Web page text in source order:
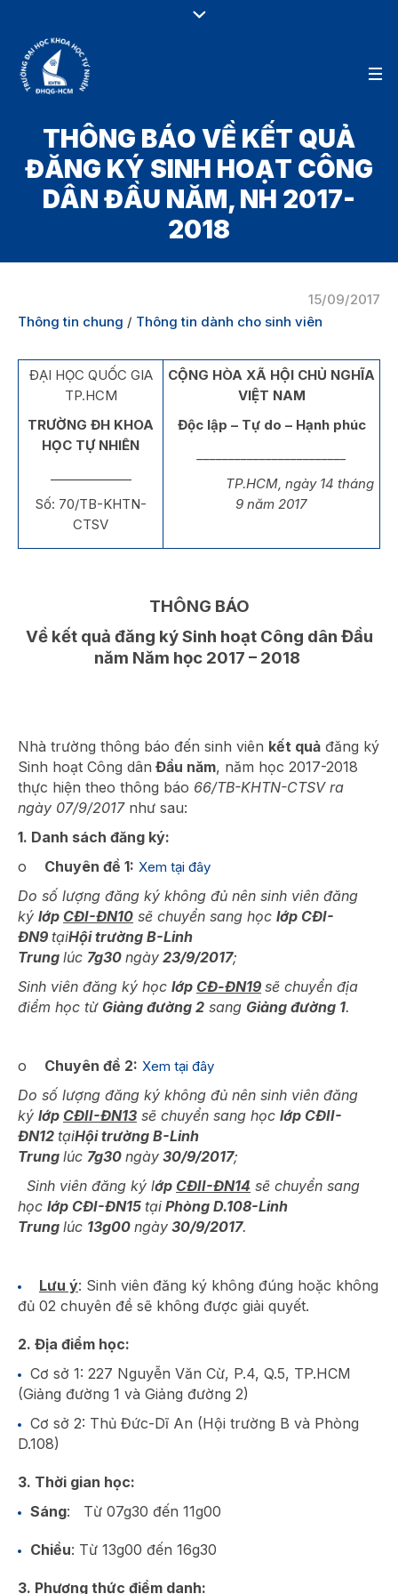
THÔNG BÁO VỀ KẾT QUẢ
ĐĂNG KÝ SINH HOẠT CÔNG
DÂN ĐẦU NĂM, NH 2017-
2018
15/09/2017
Thông tin chung / Thông tin dành cho sinh viên
ĐẠI HỌC QUỐC GIA
TP.HCM
TRƯỜNG ĐH KHOA
HỌC TỰ NHIÊN
Số: 70/TB-KHTN-
CTSV
CỘNG HÒA XÃ HỘI CHỦ NGHĨA
VIỆT NAM
Độc lập – Tự do – Hạnh phúc
TP.HCM, ngày 14 tháng
9 năm 2017
THÔNG BÁO
Về kết quả đăng ký Sinh hoạt Công dân Đầu
năm Năm học 2017 – 2018
Nhà trường thông báo đến sinh viên kết quả đăng ký
Sinh hoạt Công dân Đầu năm, năm học 2017-2018
thực hiện theo thông báo 66/TB-KHTN-CTSV ra
ngày 07/9/2017như sau:
1. Danh sách đăng ký:
o Chuyên đề 1: Xem tại đây
Do số lượng đăng ký không đủ nên sinh viên đăng
ký lớp CĐI-ĐN10 sẽ chuyển sang học lớp CĐI-
ĐN9 tạiHội trường B-Linh
Trung lúc 7g30 ngày 23/9/2017;
Sinh viên đăng ký học lớp CĐ-ĐN19 sẽ chuyển địa
điểm học từ Giảng đường 2 sang Giảng đường 1.
o Chuyên đề 2: Xem tại đây
Do số lượng đăng ký không đủ nên sinh viên đăng
ký lớp CĐII-ĐN13 sẽ chuyển sang học lớp CĐII-
ĐN12 tạiHội trường B-Linh
Trung lúc 7g30 ngày 30/9/2017;
Sinh viên đăng ký lớp CĐII-ĐN14 sẽ chuyển sang
học lớp CĐI-ĐN15 tại Phòng D.108-Linh
Trung lúc 13g00 ngày 30/9/2017.
Lưu ý: Sinh viên đăng ký không đúng hoặc không
đủ 02 chuyên đề sẽ không được giải quyết.
2. Địa điểm học:
Cơ sở 1: 227 Nguyễn Văn Cừ, P.4, Q.5, TP.HCM
(Giảng đường 1 và Giảng đường 2)
Cơ sở 2: Thủ Đức-Dĩ An (Hội trường B và Phòng
D.108)
3. Thời gian học:
Sáng: Từ 07g30 đến 11g00
Chiều: Từ 13g00 đến 16g30
3. Phương thức điểm danh: